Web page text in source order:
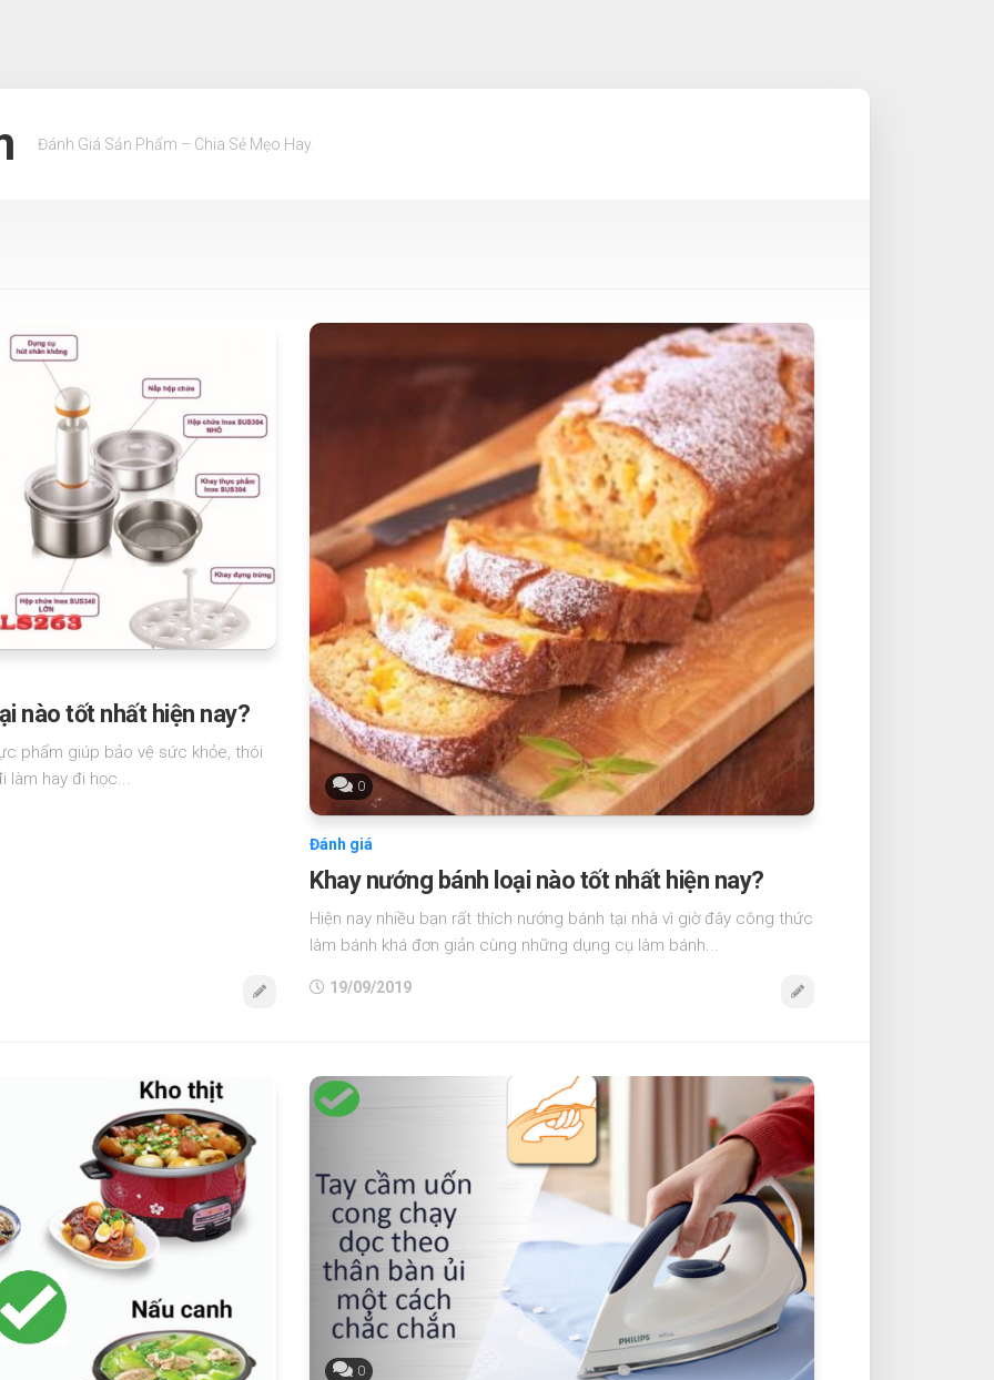
Đánh Giá Sản Phẩm – Chia Sẻ Mẹo Hay.
nào tốt nhất hiện nay?
phẩm giúp bảo vệ sức khỏe, thói
làm hay đi học...
0
Đánh giá
Khay nướng bánh loại nào tốt nhất hiện nay?
Hiện nay nhiều bạn rất thích nướng bánh tại nhà vì giờ đây công thức
làm bánh khá đơn giản cùng những dụng cụ làm bánh...
19/09/2019
0